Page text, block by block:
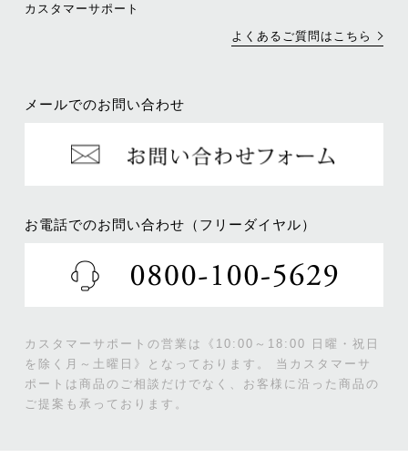
カスタマーサポート
よくあるご質問はこちら
メールでのお問い合わせ
お電話でのお問い合わせ（フリーダイヤル）
カスタマーサポートの営業は《10:00～18:00 日曜・祝日
を除く月～土曜日》となっております。
当カスタマーサ
ポートは商品のご相談だけでなく、お客様に沿った商品の
ご提案も承っております。